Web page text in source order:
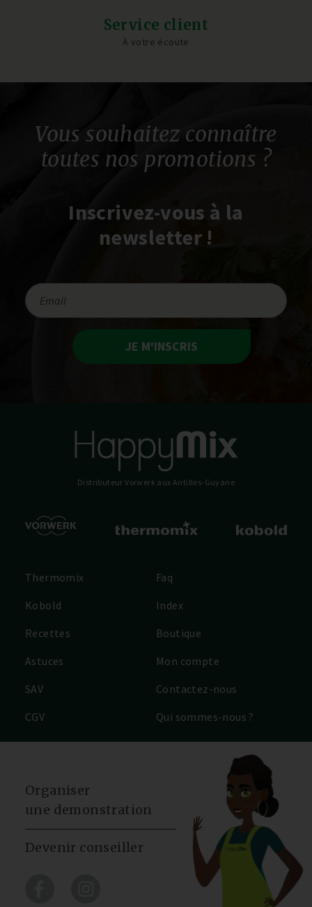
Service client
À votre écoute
Vous souhaitez connaître
toutes nos promotions ?
Inscrivez-vous à la
newsletter !
JE M'INSCRIS
Distributeur Vorwerk aux Antilles-Guyane
Thermomix
Kobold
Recettes
Astuces
SAV
CGV
Faq
Index
Boutique
Mon compte
Contactez-nous
Qui sommes-nous ?
Organiser
une demonstration
Devenir conseiller